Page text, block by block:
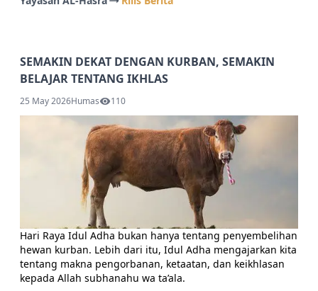
SEMAKIN DEKAT DENGAN KURBAN, SEMAKIN
BELAJAR TENTANG IKHLAS
25 May 2026Humas 110
Hari Raya Idul Adha bukan hanya tentang penyembelihan
hewan kurban. Lebih dari itu, Idul Adha mengajarkan kita
tentang makna pengorbanan, ketaatan, dan keikhlasan
kepada Allah subhanahu wa ta’ala.